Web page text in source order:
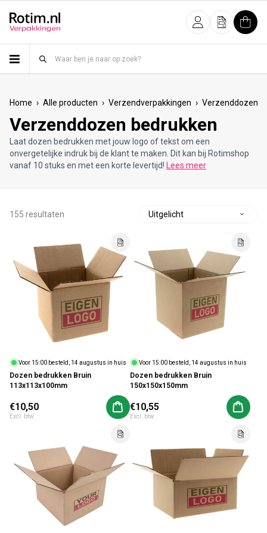
InloggenOfferte
Home › Alle producten › Verzendverpakkingen › Verzenddozen
Verzenddozen bedrukken
Laat dozen bedrukken met jouw logo of tekst om een
onvergetelijke indruk bij de klant te maken. Dit kan bij Rotimshop
vanaf 10 stuks en met een korte levertijd! Lees meer
155 resultaten
Voor 15:00 besteld, 14 augustus in huis
Dozen bedrukken Bruin
113x113x100mm
Normale prijs
€10,50
Excl. btw
Aan winkelwagen toevoegen
Voor 15:00 besteld, 14 augustus in huis
Dozen bedrukken Bruin
150x150x150mm
Normale prijs
€10,55
Excl. btw
Aan